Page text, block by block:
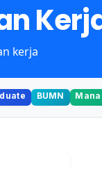
kerja
BUMN